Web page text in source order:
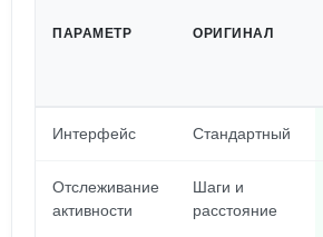
ПАРАМЕТР ОРИГИНАЛ
Интерфейс Стандартный
Отслеживание
активности
Шаги и
расстояние